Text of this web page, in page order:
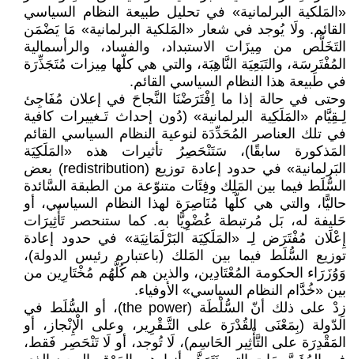
«المَلكية البرلمانية» في تحليل طبيعة النظام السياسي
القائم. ولَا يُوجد في شعار «المَلكية البرلمانية» مَا يَضْمَن
التَخَلُّص من مِيزَات الاستبداد، والفساد، والرأسمالية
المُفْتَرِسَة، والتَبَعِيَة النَّاهِبَة، والتي هي كلّها مِيزات مُتَجَذِّرَة
في طبيعة هذا النظام السياسي القائم.
وحتى في حالة إذا ما اِفْتَرَضْنَا النَّجاحَ في إعلان مُفَاجِئ
لِـقِيَّام «المَلَكِية البرلمانية» (دُون إحداث تَـغييرات كافية
في تلك العناصر المُحَدِّدَة لنوعية النظام السياسي القائم
المَذكورة سابقًا)، سَتَنْحَصِرُ تأثيرات هذه «المَلَكِيَة
البَرلمانية» في حدود إعادة توزيع (redistribution) بعض
السُّلَط فيما بين المَلِك وفِئَات متنوّعة من الطبقة السَّائدة
حاليًّا، والتي هي كلّها مُنَاصِرَة لهذا النظام السياسي، أو
حَليفة له، بَل مُرتبطة عُضْوِيًّا به. كما ستنحصر تَأْثِيرَات
إِعْلَان مُفْتَرَض لِـ «المَلَكِيَة البَرْلَمَانِيَة» في حدود إعادة
توزيع السُّلَط فيما بين المَلك (باعتباره رئيس الدولة)،
وَوُزَرَاء الحكومة المُعْتَادِين، والذين هم كُلُّهُم مُخْتَارِين من
بين «خُدَّام النظام السياسي» الأوفياء.
زِدْ على ذلك أنّ السُّلْطَة (the power)، أو السُّلَط في
الدّولة (بِمَعْنَى القُدْرَة على التَّـقْرِير، وعلى الْإِنْجاز، أو
المَقْدِرَة على التَّأْثِير الحَاسِم)، لَا تُوجد، أو لَا تَنْحَصِر فَقط،